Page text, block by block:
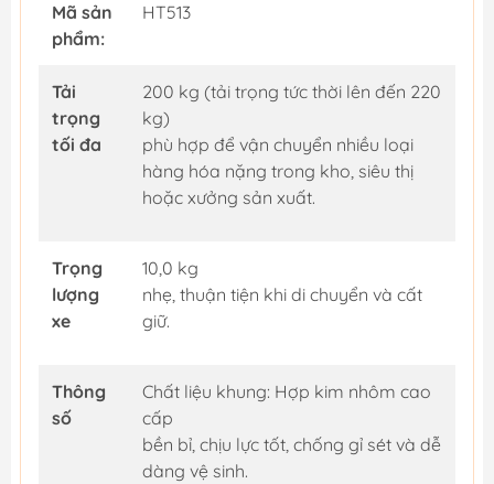
Mã sản
phẩm:
HT513
Tải
trọng
tối đa
200 kg (tải trọng tức thời lên đến 220
kg)
phù hợp để vận chuyển nhiều loại
hàng hóa nặng trong kho, siêu thị
hoặc xưởng sản xuất.
Trọng
lượng
xe
10,0 kg
nhẹ, thuận tiện khi di chuyển và cất
giữ.
Thông
số
Chất liệu khung: Hợp kim nhôm cao
cấp
bền bỉ, chịu lực tốt, chống gỉ sét và dễ
dàng vệ sinh.